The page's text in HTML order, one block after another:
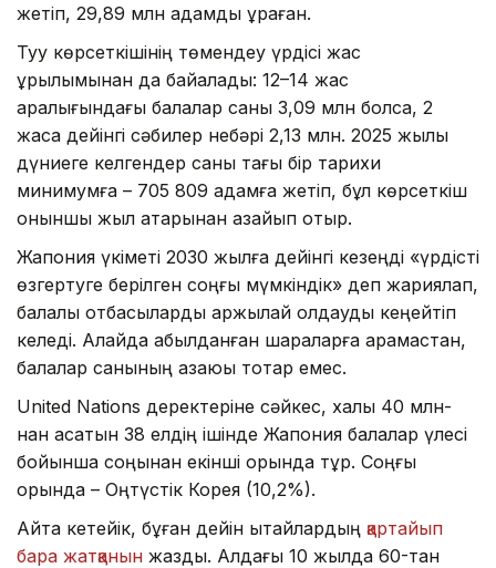
жетіп, 29,89 млн адамды құраған.
Туу көрсеткішінің төмендеу үрдісі жас
құрылымынан да байқалады: 12–14 жас
аралығындағы балалар саны 3,09 млн болса, 2
жасқа дейінгі сәбилер небәрі 2,13 млн. 2025 жылы
дүниеге келгендер саны тағы бір тарихи
минимумға – 705 809 адамға жетіп, бұл көрсеткіш
оныншы жыл қатарынан азайып отыр.
Жапония үкіметі 2030 жылға дейінгі кезеңді «үрдісті
өзгертуге берілген соңғы мүмкіндік» деп жариялап,
балалы отбасыларды қаржылай қолдауды кеңейтіп
келеді. Алайда қабылданған шараларға қарамастан,
балалар санының азаюы тоқтар емес.
United Nations деректеріне сәйкес, халқы 40 млн-
нан асатын 38 елдің ішінде Жапония балалар үлесі
бойынша соңынан екінші орында тұр. Соңғы
орында – Оңтүстік Корея (10,2%).
Айта кетейік, бұған дейін қытайлардың қартайып
бара жатқанын жаздық. Алдағы 10 жылда 60-тан